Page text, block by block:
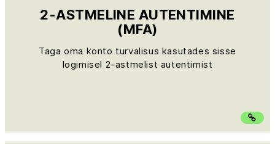
2-ASTMELINE AUTENTIMINE
(MFA)
Taga oma konto turvalisus kasutades sisse
logimisel 2-astmelist autentimist